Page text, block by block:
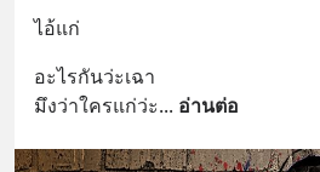
ไอ้แก่
อะไรกันว่ะเฉา
มึงว่าใครแก่ว่ะ... อ่านต่อ